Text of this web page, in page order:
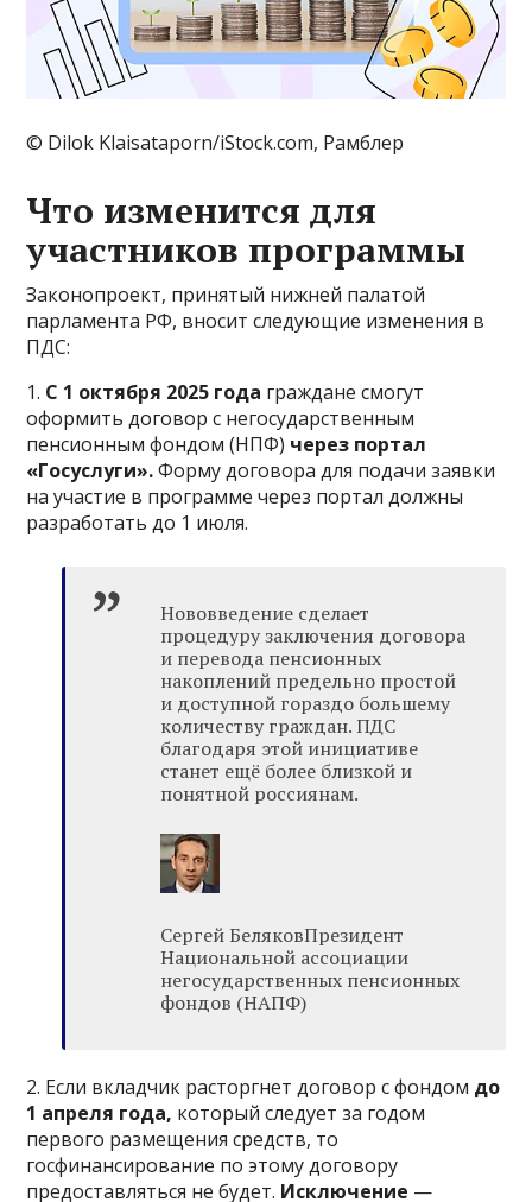
© Dilok Klaisataporn/iStock.com, Рамблер
Что изменится для
участников программы
Законопроект, принятый нижней палатой
парламента РФ, вносит следующие изменения в
ПДС:
1. С 1 октября 2025 года граждане смогут
оформить договор с негосударственным
пенсионным фондом (НПФ) через портал
«Госуслуги».Форму договора для подачи заявки
на участие в программе через портал должны
разработать до 1 июля.
Нововведение сделает
процедуру заключения договора
и перевода пенсионных
накоплений предельно простой
и доступной гораздо большему
количеству граждан. ПДС
благодаря этой инициативе
станет ещё более близкой и
понятной россиянам.
Сергей БеляковПрезидент
Национальной ассоциации
негосударственных пенсионных
фондов (НАПФ)
2. Если вкладчик расторгнет договор с фондом до
1 апреля года, который следует за годом
первого размещения средств, то
госфинансирование по этому договору
предоставляться не будет. Исключение —